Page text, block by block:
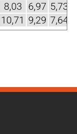
8,03 6,97 5,73
10,71 9,29 7,64